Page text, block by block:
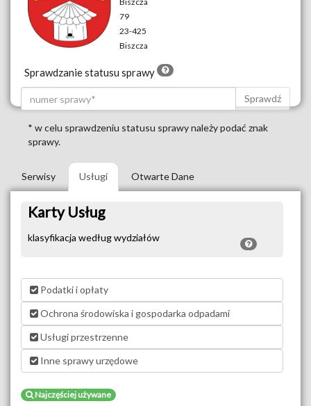
79
23-425
Biszcza
Sprawdzanie statusu sprawy
Sprawdź
* w celu sprawdzeniu statusu sprawy należy podać znak
sprawy.
Serwisy Usługi Otwarte Dane
Karty Usług
klasyfikacja według wydziałów
Podatki i opłaty
Ochrona środowiska i gospodarka odpadami
Usługi przestrzenne
Inne sprawy urzędowe
Najczęściej używane